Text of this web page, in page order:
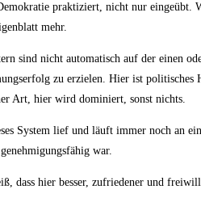
praktiziert, nicht nur eingeübt.
mehr.
sind nicht automatisch auf der einen
zu erzielen. Hier ist
Art, hier wird dominiert, sonst nichts.
System lief und läuft immer noch an
war.
dass hier besser, zufriedener und